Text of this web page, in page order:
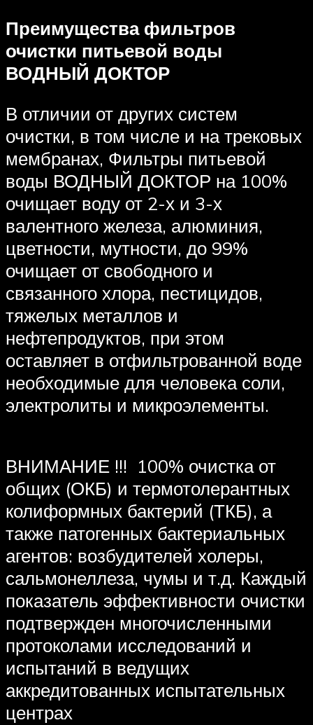
Преимущества фильтров
очистки питьевой воды
ВОДНЫЙ ДОКТОР
В отличии от других систем
очистки, в том числе и на трековых
мембранах, Фильтры питьевой
воды ВОДНЫЙ ДОКТОР на 100%
очищает воду от 2-х и 3-х
валентного железа, алюминия,
цветности, мутности, до 99%
очищает от свободного и
связанного хлора, пестицидов,
тяжелых металлов и
нефтепродуктов, при этом
оставляет в отфильтрованной воде
необходимые для человека соли,
электролиты и микроэлементы.
ВНИМАНИЕ !!! 100% очистка от
общих (ОКБ) и термотолерантных
колиформных бактерий (ТКБ), а
также патогенных бактериальных
агентов: возбудителей холеры,
сальмонеллеза, чумы и т.д. Каждый
показатель эффективности очистки
подтвержден многочисленными
протоколами исследований и
испытаний в ведущих
аккредитованных испытательных
центрах